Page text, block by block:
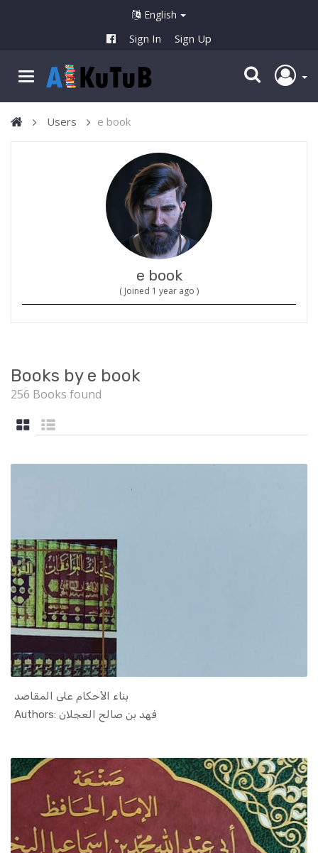
English
Sign In Sign Up
Users e book
e book
( Joined 1 year ago )
Books by e book
256 Books found
بناء الأحكام على المقاصد
Authors: فهد بن صالح العجلان
In Islamic...